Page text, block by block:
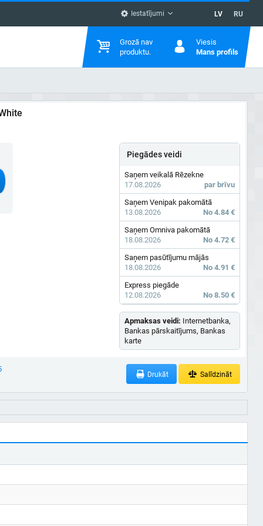
Iestatījumi LV RU
Grozā nav
produktu.
Viesis
Mans profils
Piegādes veidi
Saņem veikalā Rēzekne
17.08.2026
par brīvu
Saņem Venipak pakomātā
13.08.2026
No 4.84 €
Saņem Omniva pakomātā
18.08.2026
No 4.72 €
Saņem pasūtījumu mājās
18.08.2026
No 4.91 €
Express piegāde
12.08.2026
No 8.50 €
Apmaksas veidi: Internetbanka,
Bankas pārskaitījums, Bankas
karte
Drukāt Salīdzināt